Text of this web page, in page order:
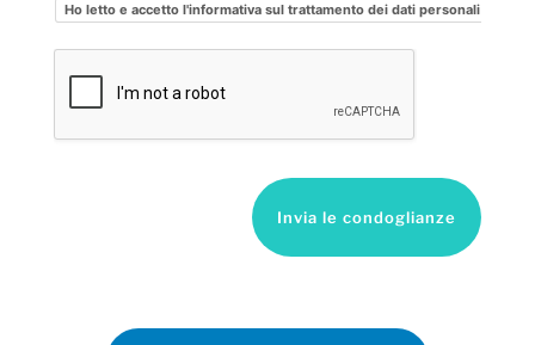
Ho letto e accetto l'informativa sul trattamento dei dati personali
Invia le condoglianze